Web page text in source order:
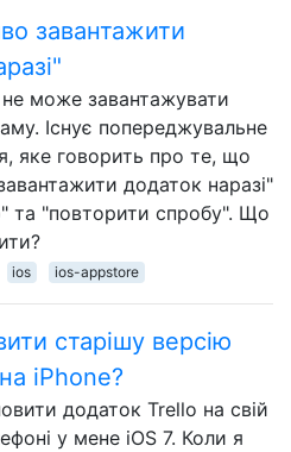
завантажити
може завантажувати
Існує попереджувальне
яке говорить про те, що
додаток наразі"
та "повторити спробу". Що
ios ios-appstore
старішу версію
iPhone?
додаток Trello на свій
у мене iOS 7. Коли я